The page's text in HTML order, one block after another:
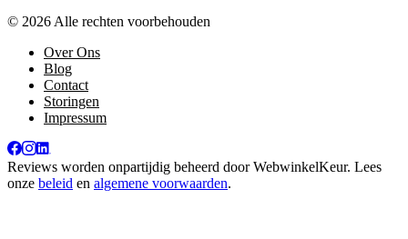
© 2026 Alle rechten voorbehouden
Over Ons
Blog
Contact
Storingen
Impressum
Reviews worden onpartijdig beheerd doorWebwinkelKeur. Lees
onze beleid en algemene voorwaarden.